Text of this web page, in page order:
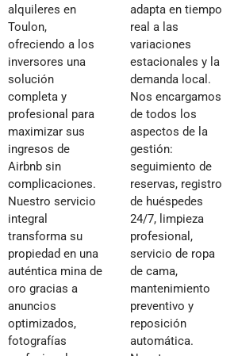
alquileres en
Toulon,
ofreciendo a los
inversores una
solución
completa y
profesional para
maximizar sus
ingresos de
Airbnb sin
complicaciones.
Nuestro servicio
integral
transforma su
propiedad en una
auténtica mina de
oro gracias a
anuncios
optimizados,
fotografías
adapta en tiempo
real a las
variaciones
estacionales y la
demanda local.
Nos encargamos
de todos los
aspectos de la
gestión:
seguimiento de
reservas, registro
de huéspedes
24/7, limpieza
profesional,
servicio de ropa
de cama,
mantenimiento
preventivo y
reposición
automática.
de alto nivel que
impulsa sus
ingresos de
forma sostenible.
Mientras su
inversión
funciona de
forma
automática, usted
puede disfrutar de
su tiempo libre
sin el estrés de la
gestión diaria, a
la vez que
optimiza sus
ingresos gracias
a nuestra
experiencia en el
mercado de